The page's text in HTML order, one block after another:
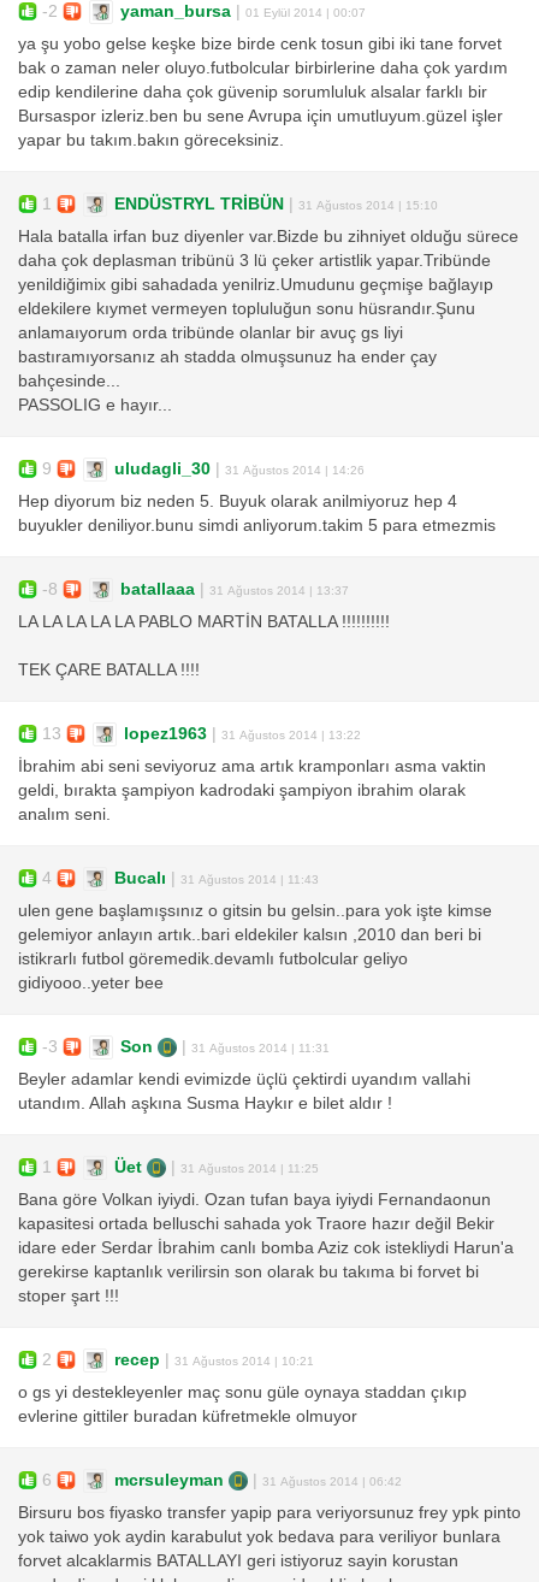
-2 yaman_bursa | 01 Eylül 2014 | 00:07
ya şu yobo gelse keşke bize birde cenk tosun gibi iki tane forvet
bak o zaman neler oluyo.futbolcular birbirlerine daha çok yardım
edip kendilerine daha çok güvenip sorumluluk alsalar farklı bir
Bursaspor izleriz.ben bu sene Avrupa için umutluyum.güzel işler
yapar bu takım.bakın göreceksiniz.
1 ENDÜSTRYL TRİBÜN | 31 Ağustos 2014 | 15:10
Hala batalla irfan buz diyenler var.Bizde bu zihniyet olduğu sürece
daha çok deplasman tribünü 3 lü çeker artistlik yapar.Tribünde
yenildiğimix gibi sahadada yenilriz.Umudunu geçmişe bağlayıp
eldekilere kıymet vermeyen topluluğun sonu hüsrandır.Şunu
anlamaıyorum orda tribünde olanlar bir avuç gs liyi
bastıramıyorsanız ah stadda olmuşsunuz ha ender çay
bahçesinde...
PASSOLIG e hayır...
9 uludagli_30 | 31 Ağustos 2014 | 14:26
Hep diyorum biz neden 5. Buyuk olarak anilmiyoruz hep 4
buyukler deniliyor.bunu simdi anliyorum.takim 5 para etmezmis
-8 batallaaa | 31 Ağustos 2014 | 13:37
LA LA LA LA LA PABLO MARTİN BATALLA !!!!!!!!!!
TEK ÇARE BATALLA !!!!
13 lopez1963 | 31 Ağustos 2014 | 13:22
İbrahim abi seni seviyoruz ama artık kramponları asma vaktin
geldi, bırakta şampiyon kadrodaki şampiyon ibrahim olarak
analım seni.
4 Bucalı | 31 Ağustos 2014 | 11:43
ulen gene başlamışsınız o gitsin bu gelsin..para yok işte kimse
gelemiyor anlayın artık..bari eldekiler kalsın ,2010 dan beri bi
istikrarlı futbol göremedik.devamlı futbolcular geliyo
gidiyooo..yeter bee
-3 Son | 31 Ağustos 2014 | 11:31
Beyler adamlar kendi evimizde üçlü çektirdi uyandım vallahi
utandım. Allah aşkına Susma Haykır e bilet aldır !
1 Üet | 31 Ağustos 2014 | 11:25
Bana göre Volkan iyiydi. Ozan tufan baya iyiydi Fernandaonun
kapasitesi ortada belluschi sahada yok Traore hazır değil Bekir
idare eder Serdar İbrahim canlı bomba Aziz cok istekliydi Harun'a
gerekirse kaptanlık verilirsin son olarak bu takıma bi forvet bi
stoper şart !!!
2 recep | 31 Ağustos 2014 | 10:21
o gs yi destekleyenler maç sonu güle oynaya staddan çıkıp
evlerine gittiler buradan küfretmekle olmuyor
6 mcrsuleyman | 31 Ağustos 2014 | 06:42
Birsuru bos fiyasko transfer yapip para veriyorsunuz frey ypk pinto
yok taiwo yok aydin karabulut yok bedava para veriliyor bunlara
forvet alcaklarmis BATALLAYI geri istiyoruz sayin korustan